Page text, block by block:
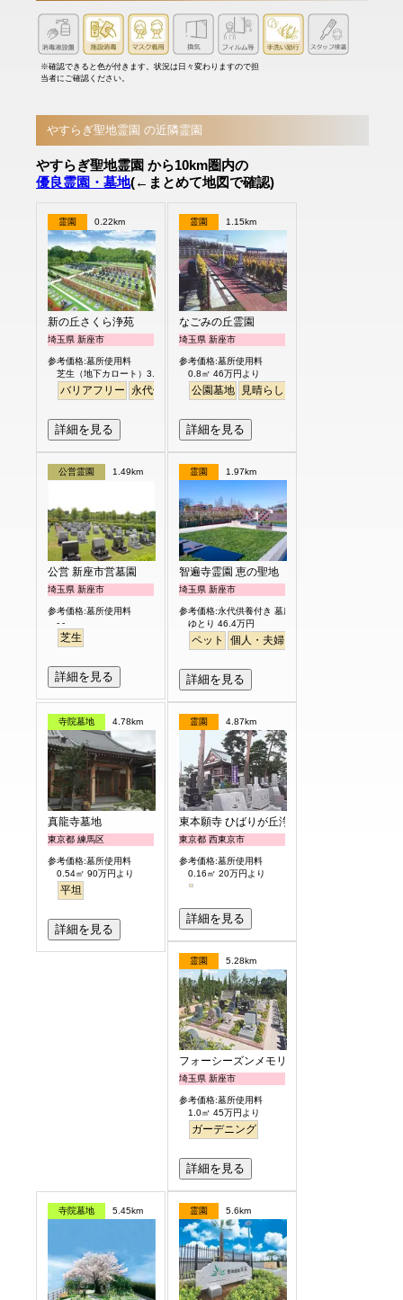
※確認できると色が付きます。状況は日々変わりますので担
当者にご確認ください。
やすらぎ聖地霊園 の近隣霊園
やすらぎ聖地霊園 から10km圏内の
優良霊園・墓地(←まとめて地図で確認)
霊園 0.22km
新の丘さくら浄苑
埼玉県 新座市
参考価格:墓所使用料
芝生（地下カロート）3.0㎡ 122.8万円より
バリアフリー 永代供養
詳細を見る
霊園 1.15km
なごみの丘霊園
埼玉県 新座市
参考価格:墓所使用料
0.8㎡ 46万円より
公園墓地 見晴らし・眺望
詳細を見る
公営霊園 1.49km
公営 新座市営墓園
埼玉県 新座市
参考価格:墓所使用料
- -
芝生
詳細を見る
霊園 1.97km
智遍寺霊園 恵の聖地
埼玉県 新座市
参考価格:永代供養付き 墓所使用料
ゆとり 46.4万円
ペット 個人・夫婦
詳細を見る
寺院墓地 4.78km
真龍寺墓地
東京都 練馬区
参考価格:墓所使用料
0.54㎡ 90万円より
平坦
詳細を見る
霊園 4.87km
東本願寺 ひばりが丘浄苑
東京都 西東京市
参考価格:墓所使用料
0.16㎡ 20万円より
詳細を見る
霊園 5.28km
フォーシーズンメモリアル新座
埼玉県 新座市
参考価格:墓所使用料
1.0㎡ 45万円より
ガーデニング
詳細を見る
寺院墓地 5.45km 霊園 5.6km